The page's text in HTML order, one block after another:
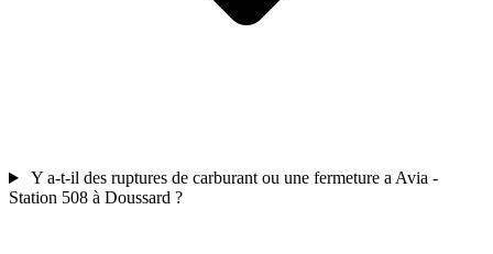
Y a-t-il des ruptures de carburant ou une fermeture a Avia -
Station 508 à Doussard ?